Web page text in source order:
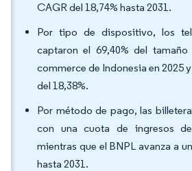
CAGR del 18,74% hasta 2031.
Por tipo de dispositivo, los
captaron el 69,40% del
commerce de Indonesia en 2025
del 18,38%.
Por método de pago, las
con una cuota de ingresos
mientras que el BNPL avanza a
hasta 2031.